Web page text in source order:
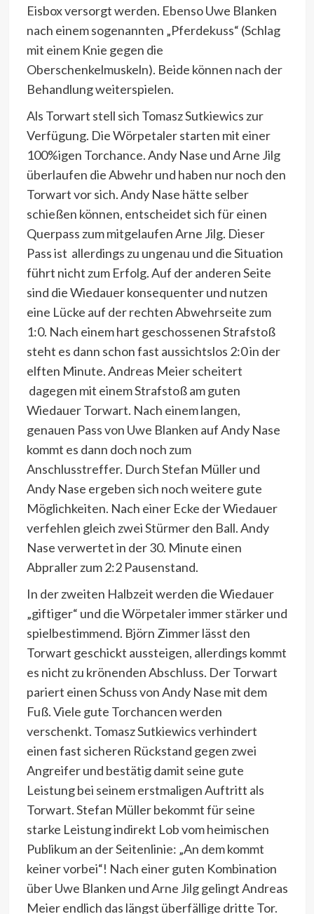
Eisbox versorgt werden. Ebenso Uwe Blanken
nach einem sogenannten „Pferdekuss“ (Schlag
mit einem Knie gegen die
Oberschenkelmuskeln). Beide können nach der
Behandlung weiterspielen.
Als Torwart stell sich Tomasz Sutkiewics zur
Verfügung. Die Wörpetaler starten mit einer
100%igen Torchance. Andy Nase und Arne Jilg
überlaufen die Abwehr und haben nur noch den
Torwart vor sich. Andy Nase hätte selber
schießen können, entscheidet sich für einen
Querpass zum mitgelaufen Arne Jilg. Dieser
Pass ist allerdings zu ungenau und die Situation
führt nicht zum Erfolg. Auf der anderen Seite
sind die Wiedauer konsequenter und nutzen
eine Lücke auf der rechten Abwehrseite zum
1:0. Nach einem hart geschossenen Strafstoß
steht es dann schon fast aussichtslos 2:0 in der
elften Minute. Andreas Meier scheitert
dagegen mit einem Strafstoß am guten
Wiedauer Torwart. Nach einem langen,
genauen Pass von Uwe Blanken auf Andy Nase
kommt es dann doch noch zum
Anschlusstreffer. Durch Stefan Müller und
Andy Nase ergeben sich noch weitere gute
Möglichkeiten. Nach einer Ecke der Wiedauer
verfehlen gleich zwei Stürmer den Ball. Andy
Nase verwertet in der 30. Minute einen
Abpraller zum 2:2 Pausenstand.
In der zweiten Halbzeit werden die Wiedauer
„giftiger“ und die Wörpetaler immer stärker und
spielbestimmend. Björn Zimmer lässt den
Torwart geschickt aussteigen, allerdings kommt
es nicht zu krönenden Abschluss. Der Torwart
pariert einen Schuss von Andy Nase mit dem
Fuß. Viele gute Torchancen werden
verschenkt. Tomasz Sutkiewics verhindert
einen fast sicheren Rückstand gegen zwei
Angreifer und bestätig damit seine gute
Leistung bei seinem erstmaligen Auftritt als
Torwart. Stefan Müller bekommt für seine
starke Leistung indirekt Lob vom heimischen
Publikum an der Seitenlinie: „An dem kommt
keiner vorbei“! Nach einer guten Kombination
über Uwe Blanken und Arne Jilg gelingt Andreas
Meier endlich das längst überfällige dritte Tor.